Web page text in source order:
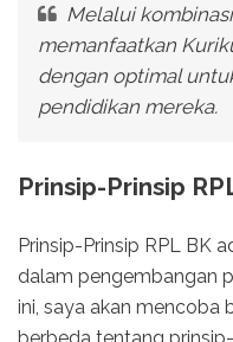
Melalui
memanfaatkan
dengan optimal
pendidikan mereka.
Prinsip-Prinsip
Prinsip-Prinsip RPL BK
dalam pengembangan
ini, saya akan mencoba